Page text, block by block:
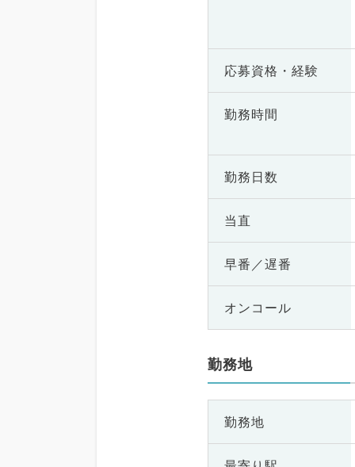
応募資格・ 経験
勤務時間
勤務日数
当直
早番／遅番
オンコール
勤務地
勤務地